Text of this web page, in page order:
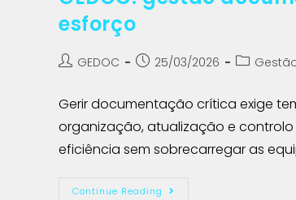
esforço
GEDOC 25/03/2026
Gerir documentação crítica exige
organização, atualização e
eficiência sem sobrecarregar as
Continue Reading